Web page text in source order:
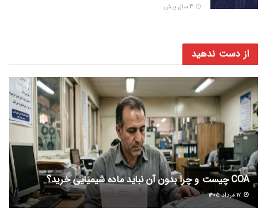
از دست ندهید
COA چیست و چرا بدون آن نباید ماده شیمیایی خرید؟